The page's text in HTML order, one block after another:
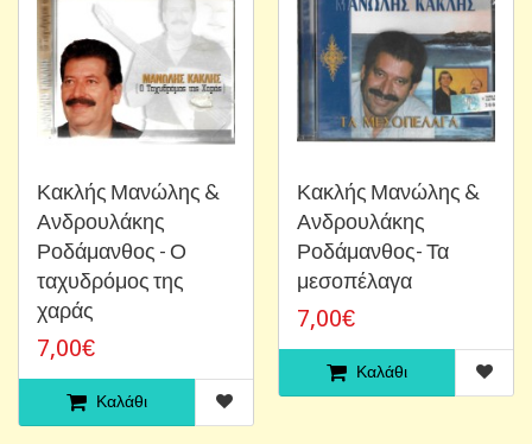
Κακλής Μανώλης &
Ανδρουλάκης
Ροδάμανθος - Ο
ταχυδρόμος της
χαράς
7,00€
Καλάθι
Κακλής Μανώλης &
Ανδρουλάκης
Ροδάμανθος- Τα
μεσοπέλαγα
7,00€
Καλάθι